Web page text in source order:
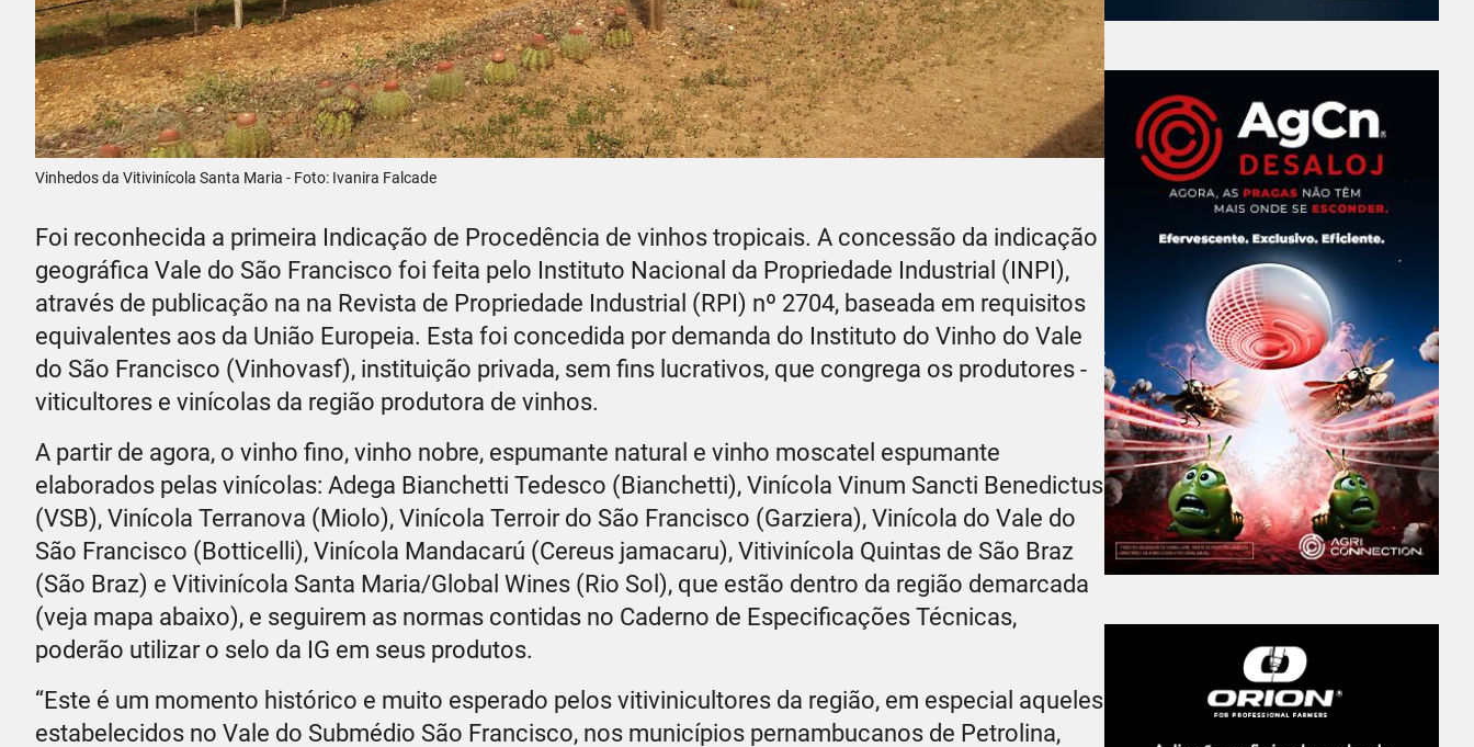
Vinhedos da Vitivinícola Santa Maria - Foto: Ivanira Falcade
Foi reconhecida a primeira Indicação de Procedência de vinhos tropicais. A concessão da indicação
geográfica Vale do São Francisco foi feita pelo Instituto Nacional da Propriedade Industrial (INPI),
através de publicação na na Revista de Propriedade Industrial (RPI) nº 2704, baseada em requisitos
equivalentes aos da União Europeia. Esta foi concedida por demanda do Instituto do Vinho do Vale
do São Francisco (Vinhovasf), instituição privada, sem fins lucrativos, que congrega os produtores -
viticultores e vinícolas da região produtora de vinhos.
A partir de agora, o vinho fino, vinho nobre, espumante natural e vinho moscatel espumante
elaborados pelas vinícolas: Adega Bianchetti Tedesco (Bianchetti), Vinícola Vinum Sancti Benedictus
(VSB), Vinícola Terranova (Miolo), Vinícola Terroir do São Francisco (Garziera), Vinícola do Vale do
São Francisco (Botticelli), Vinícola Mandacarú (Cereus jamacaru), Vitivinícola Quintas de São Braz
(São Braz) e Vitivinícola Santa Maria/Global Wines (Rio Sol), que estão dentro da região demarcada
(veja mapa abaixo), e seguirem as normas contidas no Caderno de Especificações Técnicas,
poderão utilizar o selo da IG em seus produtos.
“Este é um momento histórico e muito esperado pelos vitivinicultores da região, em especial aqueles
estabelecidos no Vale do Submédio São Francisco, nos municípios pernambucanos de Petrolina,